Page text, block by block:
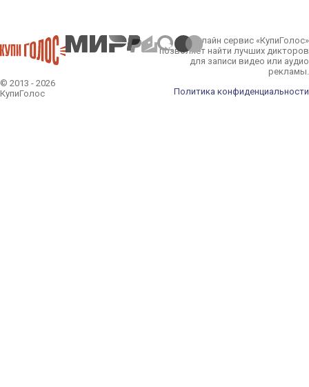
© 2013 - 2026
КупиГолос
Онлайн сервис «КупиГолос»
позволяет найти лучших дикторов
для записи видео или аудио
рекламы.
Политика конфиденциальности